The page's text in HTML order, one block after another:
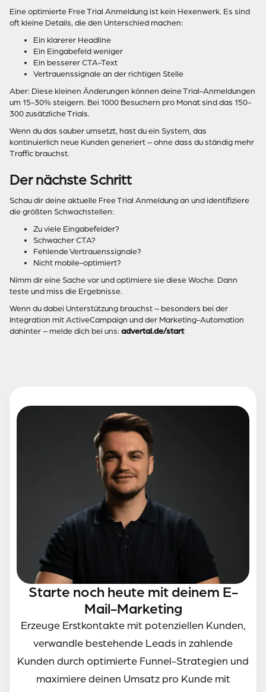
Eine optimierte Free Trial Anmeldung ist kein Hexenwerk. Es sind
oft kleine Details, die den Unterschied machen:
Ein klarerer Headline
Ein Eingabefeld weniger
Ein besserer CTA-Text
Vertrauenssignale an der richtigen Stelle
Aber: Diese kleinen Änderungen können deine Trial-Anmeldungen
um 15-30% steigern. Bei 1000 Besuchern pro Monat sind das 150-
300 zusätzliche Trials.
Wenn du das sauber umsetzt, hast du ein System, das
kontinuierlich neue Kunden generiert – ohne dass du ständig mehr
Traffic brauchst.
Der nächste Schritt
Schau dir deine aktuelle Free Trial Anmeldung an und identifiziere
die größten Schwachstellen:
Zu viele Eingabefelder?
Schwacher CTA?
Fehlende Vertrauenssignale?
Nicht mobile-optimiert?
Nimm dir eine Sache vor und optimiere sie diese Woche. Dann
teste und miss die Ergebnisse.
Wenn du dabei Unterstützung brauchst – besonders bei der
Integration mit ActiveCampaign und der Marketing-Automation
dahinter – melde dich bei uns: advertal.de/start
Starte noch heute mit deinem E-
Mail-Marketing
Erzeuge Erstkontakte mit potenziellen Kunden,
verwandle bestehende Leads in zahlende
Kunden durch optimierte Funnel-Strategien und
maximiere deinen Umsatz pro Kunde mit